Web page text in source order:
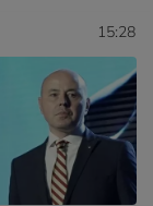
15:28